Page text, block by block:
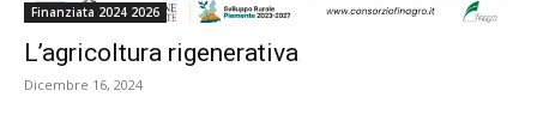
Finanziata 2024 2026
L’agricoltura rigenerativa
Dicembre 16, 2024